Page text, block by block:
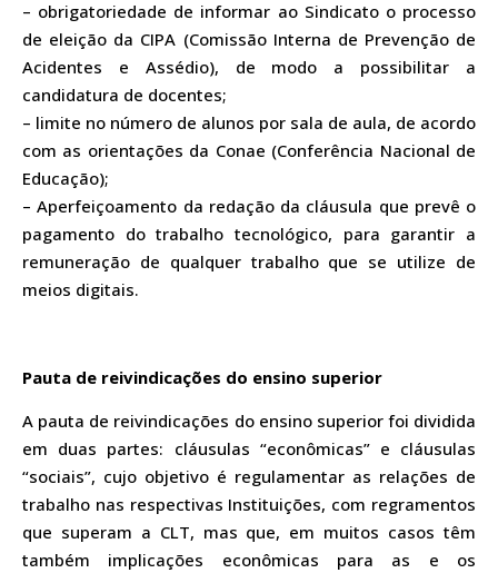
– obrigatoriedade de informar ao Sindicato o processo
de eleição da CIPA (Comissão Interna de Prevenção de
Acidentes e Assédio), de modo a possibilitar a
candidatura de docentes;
– limite no número de alunos por sala de aula, de acordo
com as orientações da Conae (Conferência Nacional de
Educação);
– Aperfeiçoamento da redação da cláusula que prevê o
pagamento do trabalho tecnológico, para garantir a
remuneração de qualquer trabalho que se utilize de
meios digitais.
Pauta de reivindicações do ensino superior
A pauta de reivindicações do ensino superior foi dividida
em duas partes: cláusulas “econômicas” e cláusulas
“sociais”, cujo objetivo é regulamentar as relações de
trabalho nas respectivas Instituições, com regramentos
que superam a CLT, mas que, em muitos casos têm
também implicações econômicas para as e os